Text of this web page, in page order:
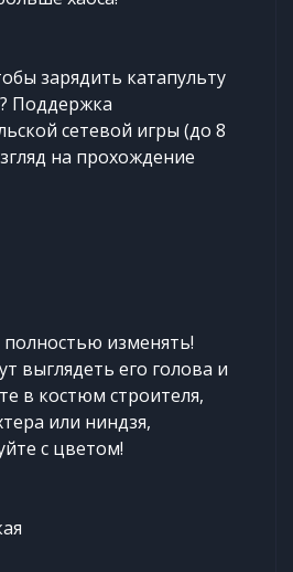
зарядить катапульту
Поддержка
сетевой игры (до 8
на прохождение
изменять!
выглядеть его голова и
в костюм строителя,
или ниндзя,
с цветом!